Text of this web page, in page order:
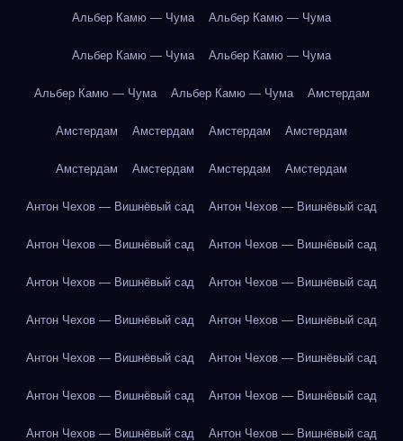
Альбер Камю — Чума Альбер Камю — Чума
Альбер Камю — Чума Альбер Камю — Чума
Альбер Камю — Чума Альбер Камю — Чума Амстердам
Амстердам Амстердам Амстердам Амстердам
Амстердам Амстердам Амстердам Амстердам
Антон Чехов — Вишнёвый сад Антон Чехов — Вишнёвый сад
Антон Чехов — Вишнёвый сад Антон Чехов — Вишнёвый сад
Антон Чехов — Вишнёвый сад Антон Чехов — Вишнёвый сад
Антон Чехов — Вишнёвый сад Антон Чехов — Вишнёвый сад
Антон Чехов — Вишнёвый сад Антон Чехов — Вишнёвый сад
Антон Чехов — Вишнёвый сад Антон Чехов — Вишнёвый сад
Антон Чехов — Вишнёвый сад Антон Чехов — Вишнёвый сад